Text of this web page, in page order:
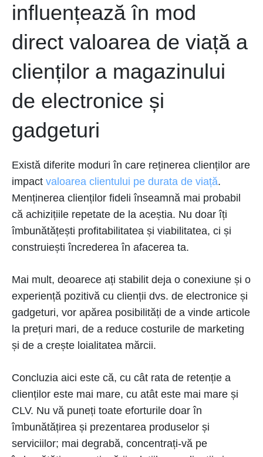
influențează în mod
direct valoarea de viață a
clienților a magazinului
de electronice și
gadgeturi
Există diferite moduri în care reținerea clienților are
impact valoarea clientului pe durata de viață.
Menținerea clienților fideli înseamnă mai probabil
că achizițiile repetate de la aceștia. Nu doar îți
îmbunătățești profitabilitatea și viabilitatea, ci și
construiești încrederea în afacerea ta.
Mai mult, deoarece ați stabilit deja o conexiune și o
experiență pozitivă cu clienții dvs. de electronice și
gadgeturi, vor apărea posibilități de a vinde articole
la prețuri mari, de a reduce costurile de marketing
și de a crește loialitatea mărcii.
Concluzia aici este că, cu cât rata de retenție a
clienților este mai mare, cu atât este mai mare și
CLV. Nu vă puneți toate eforturile doar în
îmbunătățirea și prezentarea produselor și
serviciilor; mai degrabă, concentrați-vă pe